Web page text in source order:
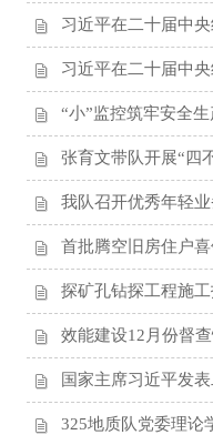
习近平在二十届中
习近平在二十届中
“小”监控筑牢安全
张育文带队开展“四
我队召开优秀年轻
首批腾空旧房住户
探矿孔钻探工程施
效能建设12月份督
国家主席习近平发
325地质队党委理论